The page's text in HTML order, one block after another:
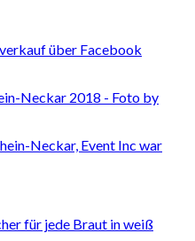
über Facebook
Neckar, Event Inc war
für jede Braut in weiß